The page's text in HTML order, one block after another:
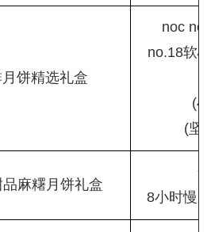
饼精选礼盒
noc
no.18软
(4
(坚
麻糬月饼礼盒
8小时慢